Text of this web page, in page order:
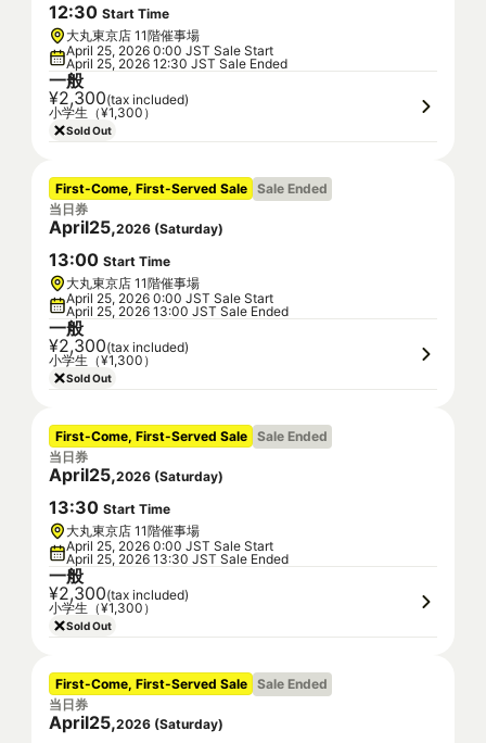
12:30 Start Time
大丸東京店 11階催事場
April 25, 2026 0:00 JST Sale Start
April 25, 2026 12:30 JST Sale Ended
一般
¥2,300(tax included)
小学生（¥1,300）
Sold Out
First-Come, First-Served Sale Sale Ended
当日券
April25,2026 (Saturday)
13:00 Start Time
大丸東京店 11階催事場
April 25, 2026 0:00 JST Sale Start
April 25, 2026 13:00 JST Sale Ended
一般
¥2,300(tax included)
小学生（¥1,300）
Sold Out
First-Come, First-Served Sale Sale Ended
当日券
April25,2026 (Saturday)
13:30 Start Time
大丸東京店 11階催事場
April 25, 2026 0:00 JST Sale Start
April 25, 2026 13:30 JST Sale Ended
一般
¥2,300(tax included)
小学生（¥1,300）
Sold Out
First-Come, First-Served Sale Sale Ended
当日券
April25,2026 (Saturday)